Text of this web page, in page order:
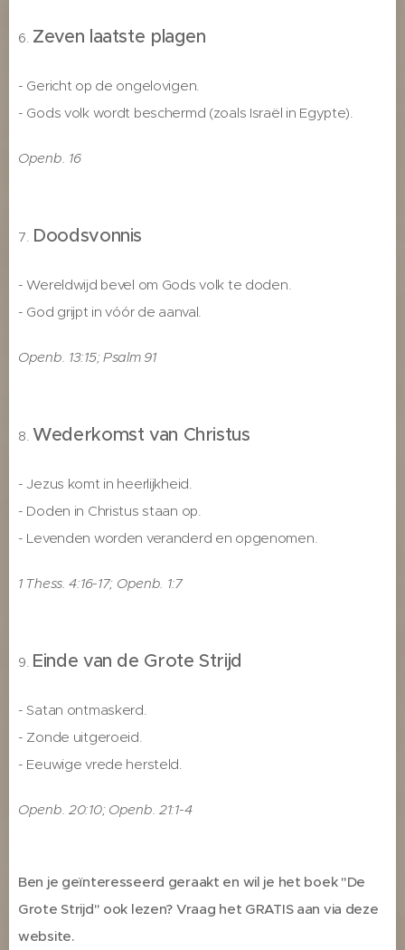
6. Zeven laatste plagen
- Gericht op de ongelovigen.
- Gods volk wordt beschermd (zoals Israël in Egypte).
Openb. 16
7. Doodsvonnis
- Wereldwijd bevel om Gods volk te doden.
- God grijpt in vóór de aanval.
Openb. 13:15; Psalm 91
8. Wederkomst van Christus
- Jezus komt in heerlijkheid.
- Doden in Christus staan op.
- Levenden worden veranderd en opgenomen.
1 Thess. 4:16-17; Openb. 1:7
9. Einde van de Grote Strijd
- Satan ontmaskerd.
- Zonde uitgeroeid.
- Eeuwige vrede hersteld.
Openb. 20:10; Openb. 21:1-4
Ben je geïnteresseerd geraakt en wil je het boek "De
Grote Strijd" ook lezen? Vraag het GRATIS aan via deze
website.